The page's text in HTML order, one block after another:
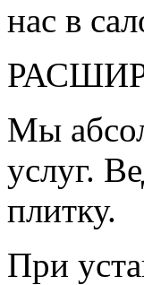
нас в
Мы
услуг.
плитку.
При